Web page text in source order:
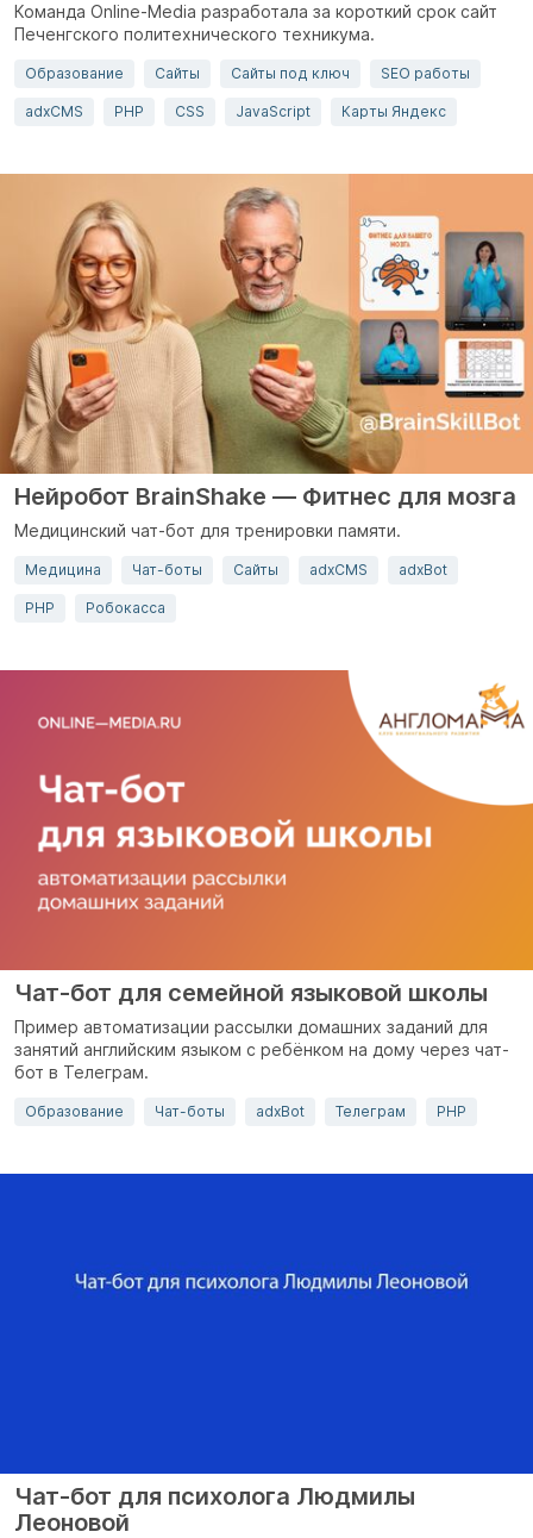
Команда Onlinе-Media разработала за короткий срок сайт
Печенгского политехнического техникума.
Образование Сайты Сайты под ключ SEO работы
adxCMS PHP CSS JavaScript Карты Яндекс
Нейробот BrainShake — Фитнес для мозга
Медицинский чат-бот для тренировки памяти.
Медицина Чат-боты Сайты adxCMS adxBot
PHP Робокасса
Чат-бот для семейной языковой школы
Пример автоматизации рассылки домашних заданий для
занятий английским языком с ребёнком на дому через чат-
бот в Телеграм.
Образование Чат-боты adxBot Телеграм PHP
Чат-бот для психолога Людмилы
Леоновой